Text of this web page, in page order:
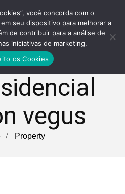
vegus
Property
você concorda com o
seu dispositivo para melhorar a
de contribuir para a análise de
iniciativas de marketing.
os Cookies